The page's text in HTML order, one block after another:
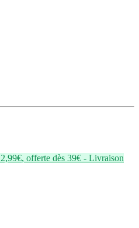
2,99€, offerte dès 39€ - Livraison